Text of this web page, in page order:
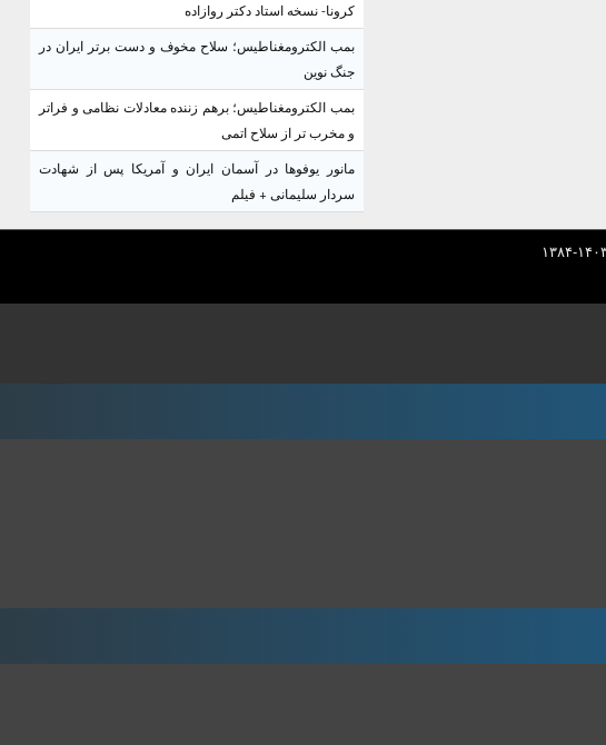
کرونا- نسخه استاد دکتر روازاده
بمب الکترومغناطیس؛ سلاح مخوف و دست برتر ایران در
جنگ نوین
بمب الکترومغناطیس؛ برهم زننده معادلات نظامی و فراتر
و مخرب تر از سلاح اتمی
مانور یوفوها در آسمان ایران و آمریکا پس از شهادت
سردار سلیمانی + فیلم